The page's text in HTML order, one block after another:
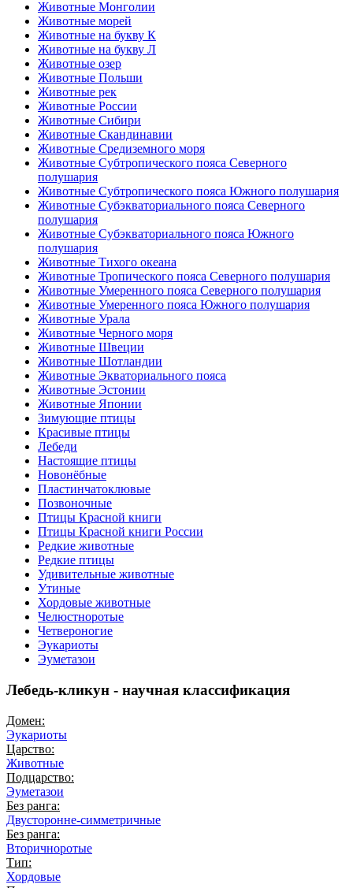
Животные Монголии
Животные морей
Животные на букву К
Животные на букву Л
Животные озер
Животные Польши
Животные рек
Животные России
Животные Сибири
Животные Скандинавии
Животные Средиземного моря
Животные Субтропического пояса Северного
полушария
Животные Субтропического пояса Южного полушария
Животные Субэкваториального пояса Северного
полушария
Животные Субэкваториального пояса Южного
полушария
Животные Тихого океана
Животные Тропического пояса Северного полушария
Животные Умеренного пояса Северного полушария
Животные Умеренного пояса Южного полушария
Животные Урала
Животные Черного моря
Животные Швеции
Животные Шотландии
Животные Экваториального пояса
Животные Эстонии
Животные Японии
Зимующие птицы
Красивые птицы
Лебеди
Настоящие птицы
Новонёбные
Пластинчатоклювые
Позвоночные
Птицы Красной книги
Птицы Красной книги России
Редкие животные
Редкие птицы
Удивительные животные
Утиные
Хордовые животные
Челюстноротые
Четвероногие
Эукариоты
Эуметазои
Лебедь-кликун - научная классификация
Домен:
Эукариоты
Царство:
Животные
Подцарство:
Эуметазои
Без ранга:
Двусторонне-симметричные
Без ранга:
Вторичноротые
Тип:
Хордовые